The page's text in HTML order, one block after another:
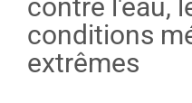
contre l'eau,
conditions
extrêmes